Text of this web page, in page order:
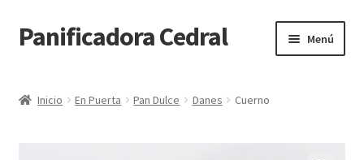
Ir
a
navegación
Ir
al
Panificadora Cedral Menú
Inicio En Puerta Pan Dulce Danes Cuerno